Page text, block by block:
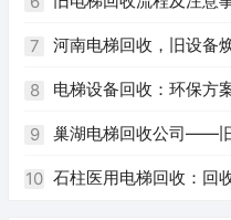
7 河南电梯回收，旧设备
8 电梯设备回收：环保方
9 巢湖电梯回收公司——
10 石柱医用电梯回收：回